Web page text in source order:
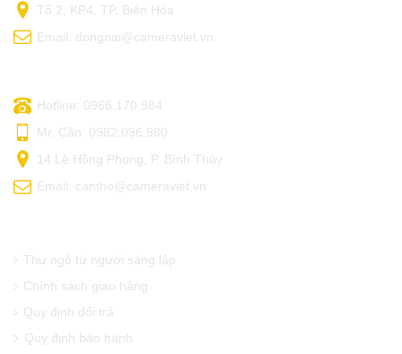
Tổ 2, KP4, TP. Biên Hòa
Email: dongnai@cameraviet.vn
Hotline: 0966.170.984
Mr. Cần: 0982.096.980
14 Lê Hồng Phong, P. Bình Thủy
Email: cantho@cameraviet.vn
Thư ngỏ từ người sáng lập
Chính sách giao hàng
Quy định đổi trả
Quy định bảo hành